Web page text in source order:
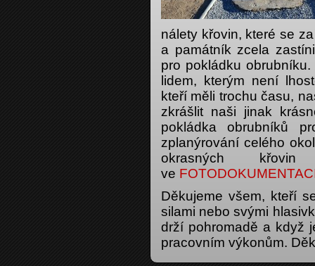
nálety křovin, které se
a památník zcela
pro pokládku
lidem, kterým není
kteří měli trochu času,
zkrášlit naši jinak
pokládka obrubníků
zplanýrování celého
okrasných
ve
Děkujeme všem, kteří
silami nebo svými
drží pohromadě a když
pracovním výkonům.